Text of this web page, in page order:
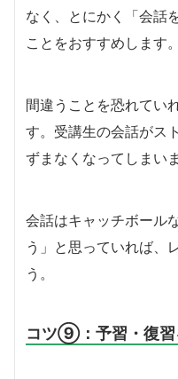
なく、とにかく「会話
ことをおすすめします。
間違うことを恐れてい
す。受講生の会話がス
ずまなくなってしまいま
会話はキャッチボール
う」と思っていれば、
う。
コツ⑨：予習・復習